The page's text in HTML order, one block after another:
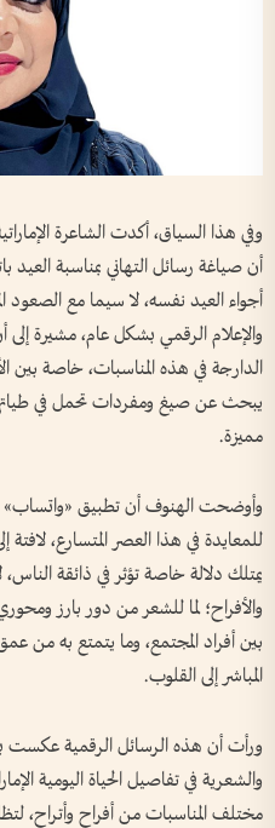
وفي هذا السياق، أكدت الشاعرة
أن صياغة رسائل التهاني بمناسبة
أجواء العيد نفسه، لا سيما مع الصعود
والإعلام الرقمي بشكل عام، مشيرة إلى
الدارجة في هذه المناسبات، خاصة بين
يبحث عن صيغ ومفردات تحمل في
مميزة.
وأوضحت الهنوف أن تطبيق «واتساب»
للمعايدة في هذا العصر المتسارع،
يمتلك دلالة خاصة تؤثر في ذائقة الناس،
والأفراح؛ لما للشعر من دور بارز
بين أفراد المجتمع، وما يتمتع به من
المباشر إلى القلوب.
ورأت أن هذه الرسائل الرقمية عكست
والشعرية في تفاصيل الحياة اليومية
مختلف المناسبات من أفراح وأتراح،